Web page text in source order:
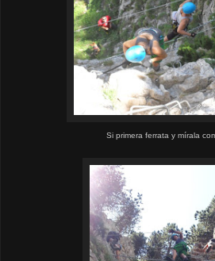
Si primera ferrata y mírala